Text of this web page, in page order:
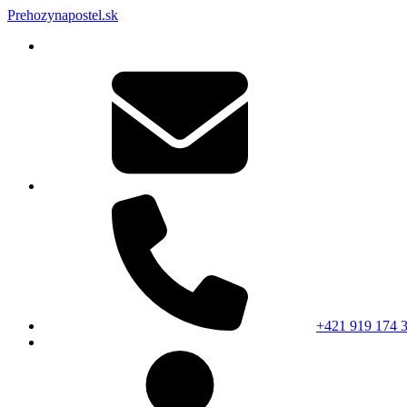
Prehozynapostel.sk
+421 919 174